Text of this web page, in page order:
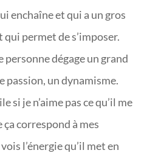
enchaîne et qui a un gros
permet de s’imposer.
personne dégage un grand
passion, un dynamisme.
si je n’aime pas ce qu’il me
correspond à mes
l’énergie qu’il met en